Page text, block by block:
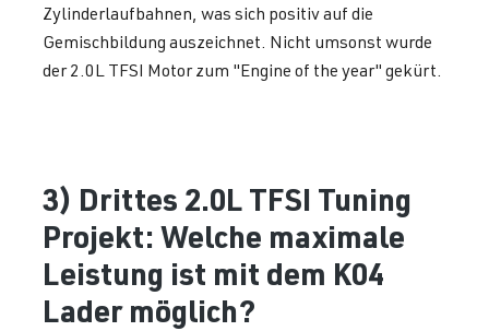
Zylinderlaufbahnen, was sich positiv auf die
Gemischbildung auszeichnet. Nicht umsonst wurde
der 2.0L TFSI Motor zum "Engine of the year" gekürt.
3) Drittes 2.0L TFSI Tuning
Projekt: Welche maximale
Leistung ist mit dem K04
Lader möglich?